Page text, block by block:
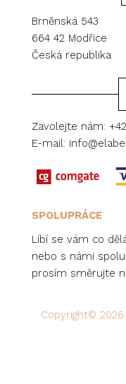
Brněnská 543
664 42 Modřice
Česká republika
Zavolejte nám:
E-mail:
SPOLUPRÁCE
Líbí se vám co
nebo s námi
prosím směrujte
Copyright© 2026